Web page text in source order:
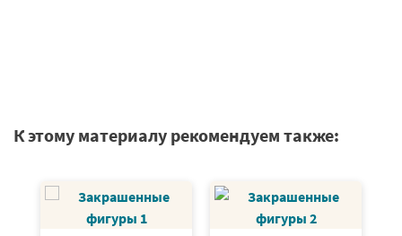
К этому материалу рекомендуем также: